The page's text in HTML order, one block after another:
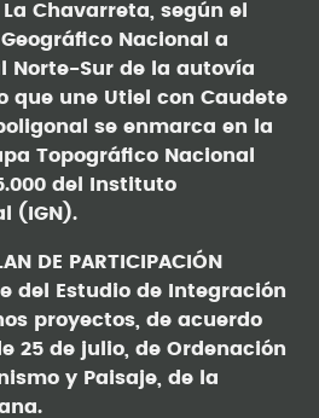
Chavarreta, según el
Nacional a
Norte-Sur de la autovía
que une Utiel con Caudete
se enmarca en la
Topográfico Nacional
del Instituto
(IGN).
DE PARTICIPACIÓN
del Estudio de Integración
proyectos, de acuerdo
25 de julio, de Ordenación
y Paisaje, de la